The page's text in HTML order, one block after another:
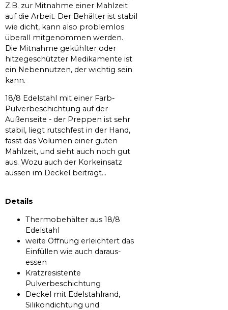
Z.B. zur Mitnahme einer Mahlzeit
auf die Arbeit. Der Behälter ist stabil
wie dicht, kann also problemlos
überall mitgenommen werden.
Die Mitnahme gekühlter oder
hitzegeschützter Medikamente ist
ein Nebennutzen, der wichtig sein
kann.
18/8 Edelstahl mit einer Farb-
Pulverbeschichtung auf der
Außenseite - der Preppen ist sehr
stabil, liegt rutschfest in der Hand,
fasst das Volumen einer guten
Mahlzeit, und sieht auch noch gut
aus. Wozu auch der Korkeinsatz
aussen im Deckel beiträgt...
Details
Thermobehälter aus 18/8
Edelstahl
weite Öffnung erleichtert das
Einfüllen wie auch daraus-
essen
Kratzresistente
Pulverbeschichtung
Deckel mit Edelstahlrand,
Silikondichtung und